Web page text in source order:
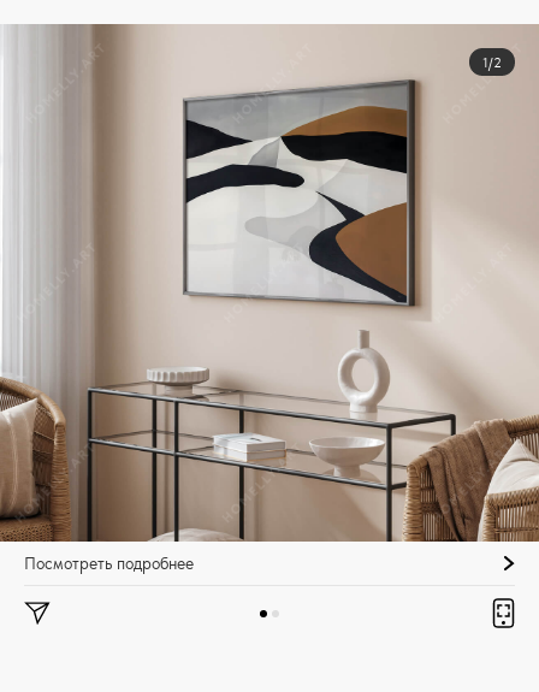
1/2
Посмотреть подробнее